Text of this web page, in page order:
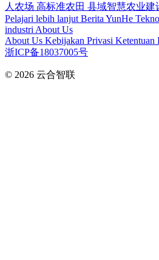
人农场 高标准农田 县域智慧农业建
Pelajari lebih lanjut Berita YunHe
industri About Us
About Us Kebijakan Privasi Ketentuan
浙ICP备18037005号
© 2026 云合智联